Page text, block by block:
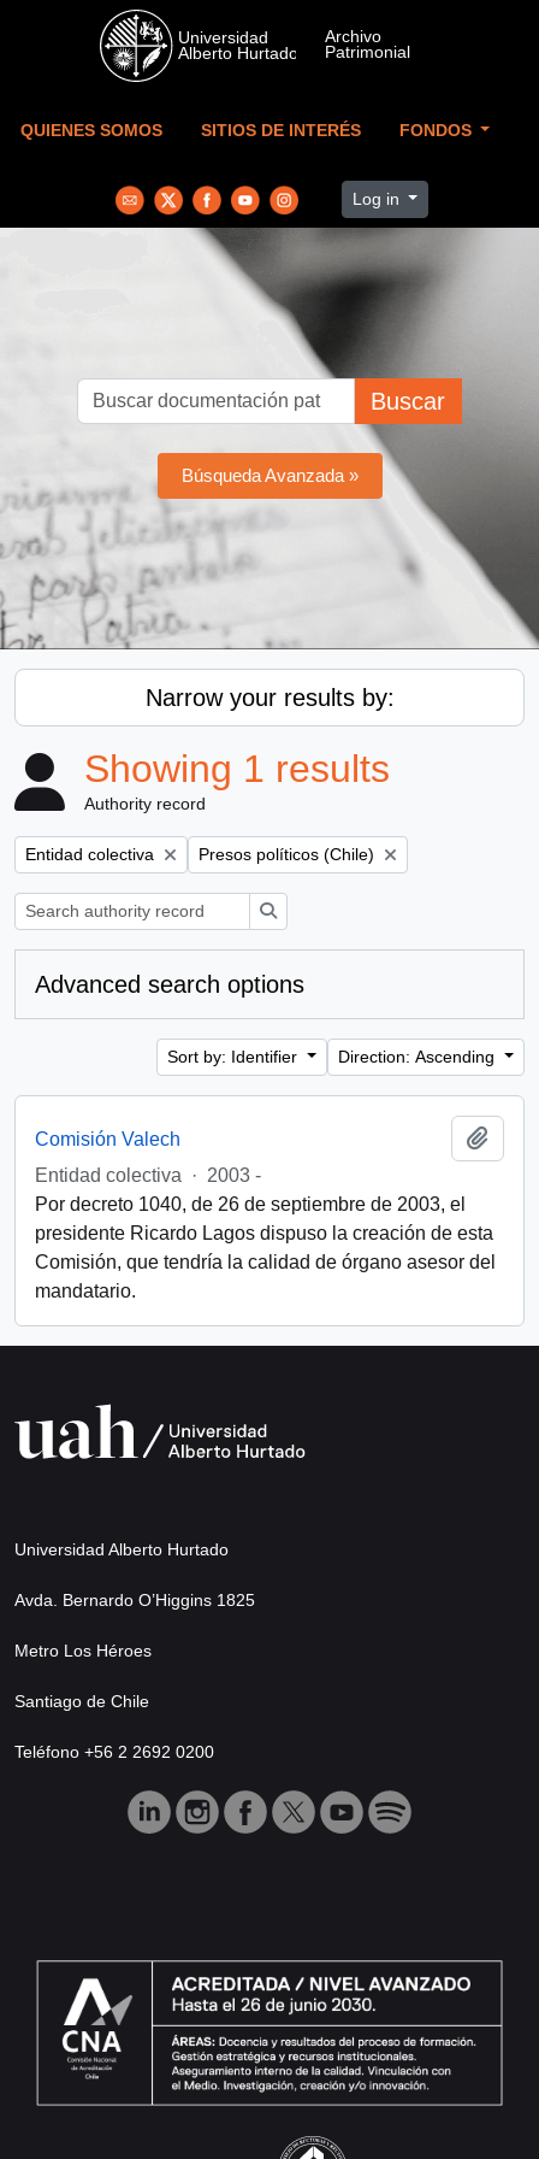
Skip to main content
QUIENES SOMOS SITIOS DE INTERÉS FONDOS
Log in
Buscar
Búsqueda Avanzada »
Narrow your results by:
Showing 1 results
Authority record
Remove filter:
Entidad colectiva Remove filter:
Presos políticos (Chile)
Advanced search options
Sort by: Identifier Direction: Ascending
Comisión Valech
Entidad colectiva
· 2003 -
Por decreto 1040, de 26 de septiembre de 2003, el
presidente Ricardo Lagos dispuso la creación de esta
Comisión, que tendría la calidad de órgano asesor del
mandatario.
Universidad Alberto Hurtado
Avda. Bernardo O’Higgins 1825
Metro Los Héroes
Santiago de Chile
Teléfono +56 2 2692 0200